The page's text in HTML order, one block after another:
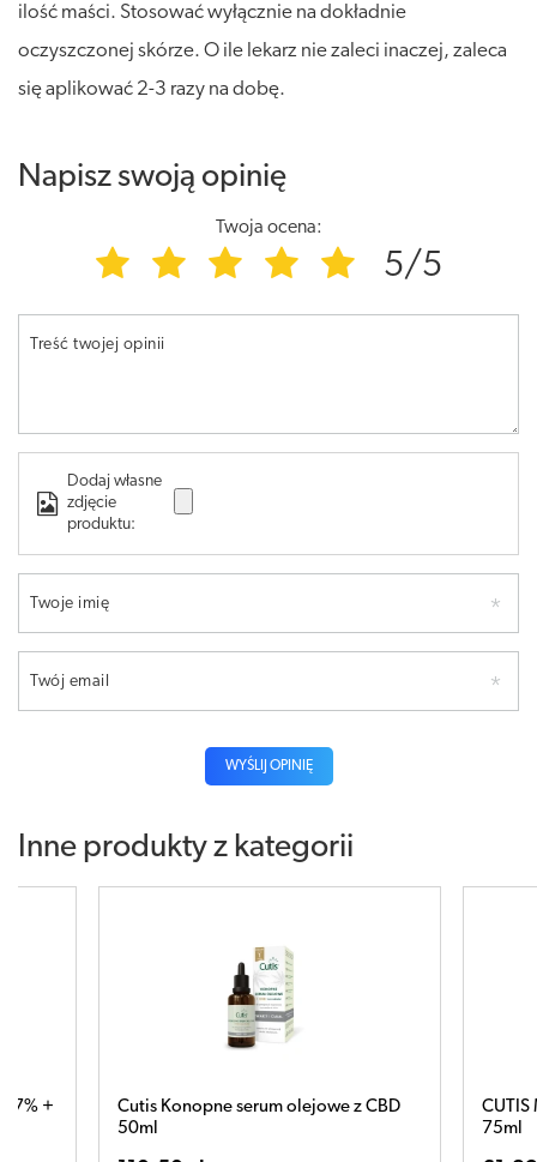
ilość maści. Stosować wyłącznie na dokładnie
oczyszczonej skórze. O ile lekarz nie zaleci inaczej, zaleca
się aplikować 2-3 razy na dobę.
Napisz swoją opinię
Twoja ocena:
5/5
Treść twojej opinii
Dodaj własne
zdjęcie
produktu:
Twoje imię
Twój email
WYŚLIJ OPINIĘ
Inne produkty z kategorii
serum olejowe z CBD
CUTIS MINI Derm Egzema